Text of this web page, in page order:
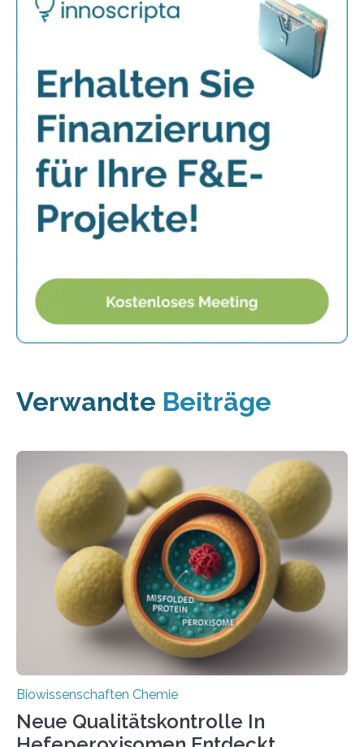
Verwandte Beiträge
Biowissenschaften Chemie
Neue Qualitätskontrolle In